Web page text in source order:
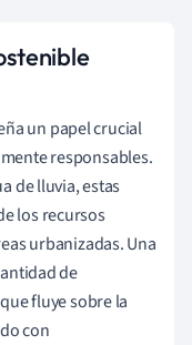
un papel crucial
responsables.
de lluvia, estas
los recursos
urbanizadas. Una
de
fluye sobre la
con